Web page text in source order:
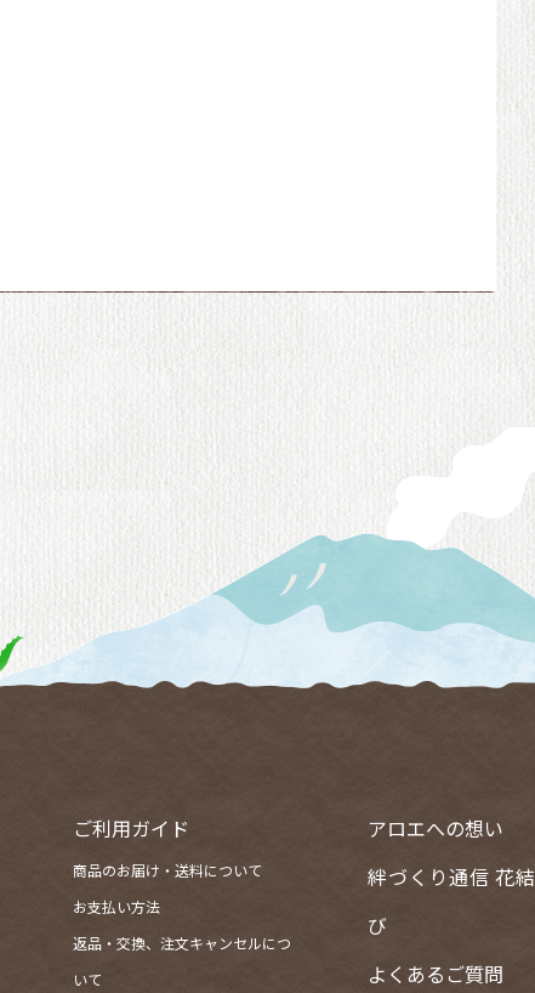
ご利用ガイド
商品のお届け・送料について
お支払い方法
返品・交換、注文キャンセルにつ
いて
アロエへの想い
絆づくり通信花結
び
よくあるご質問